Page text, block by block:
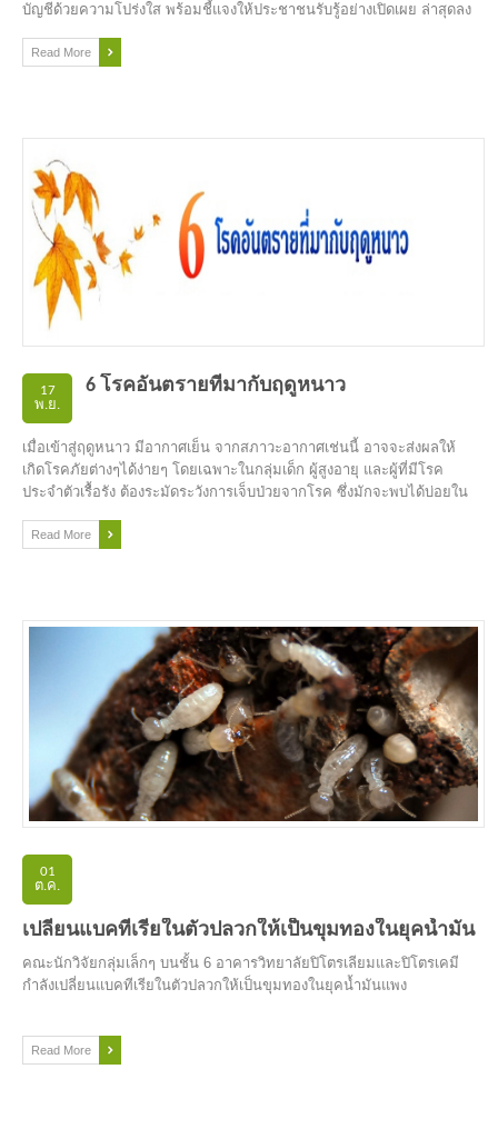
บัญชีด้วยความโปร่งใส พร้อมชี้แจงให้ประชาชนรับรู้อย่างเปิดเผย ล่าสุดลง
Read More
17
พ.ย.
6 โรคอันตรายที่มากับฤดูหนาว
เมื่อเข้าสู่ฤดูหนาว มีอากาศเย็น จากสภาวะอากาศเช่นนี้ อาจจะส่งผลให้
เกิดโรคภัยต่างๆได้ง่ายๆ โดยเฉพาะในกลุ่มเด็ก ผู้สูงอายุ และผู้ที่มีโรค
ประจำตัวเรื้อรัง ต้องระมัดระวังการเจ็บป่วยจากโรค ซึ่งมักจะพบได้บ่อยใน
โรคหัด โรคหัดเยอรมัน โรคอิสุกอิใส และโรคอุจาระร่วงในเด็ก จึงควร
Read More
01
ต.ค.
เปลี่ยนแบคทีเรียในตัวปลวกให้เป็นขุมทองในยุคน้ำมันแ
คณะนักวิจัยกลุ่มเล็กๆ บนชั้น 6 อาคารวิทยาลัยปิโตรเลียมและปิโตรเคมี
กำลังเปลี่ยนแบคทีเรียในตัวปลวกให้เป็นขุมทองในยุคน้ำมันแพง
Read More